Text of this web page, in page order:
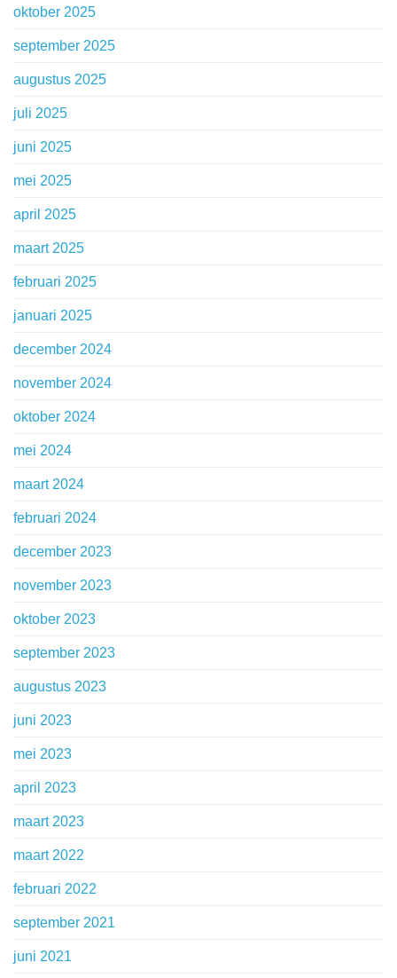
oktober 2025
september 2025
augustus 2025
juli 2025
juni 2025
mei 2025
april 2025
maart 2025
februari 2025
januari 2025
december 2024
november 2024
oktober 2024
mei 2024
maart 2024
februari 2024
december 2023
november 2023
oktober 2023
september 2023
augustus 2023
juni 2023
mei 2023
april 2023
maart 2023
maart 2022
februari 2022
september 2021
juni 2021